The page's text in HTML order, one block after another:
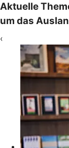
Aktuelle
um das
‹